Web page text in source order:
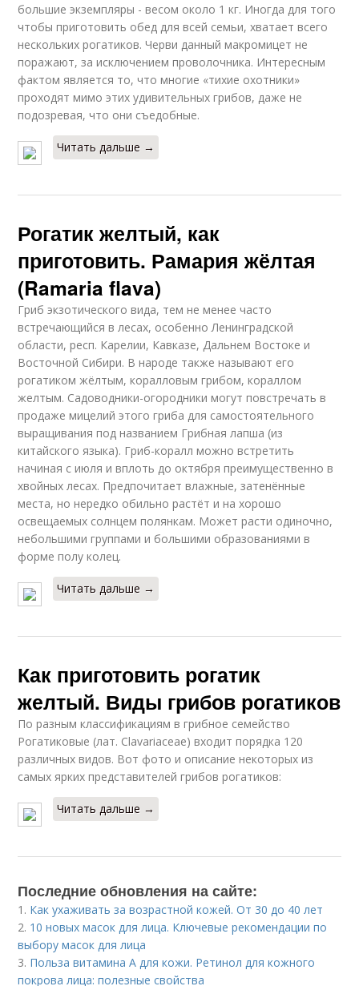
большие экземпляры - весом около 1 кг. Иногда для того
чтобы приготовить обед для всей семьи, хватает всего
нескольких рогатиков. Черви данный макромицет не
поражают, за исключением проволочника. Интересным
фактом является то, что многие «тихие охотники»
проходят мимо этих удивительных грибов, даже не
подозревая, что они съедобные.
Читать дальше →
Рогатик желтый, как
приготовить. Рамария жёлтая
(Ramaria flava)
Гриб экзотического вида, тем не менее часто
встречающийся в лесах, особенно Ленинградской
области, респ. Карелии, Кавказе, Дальнем Востоке и
Восточной Сибири. В народе также называют его
рогатиком жёлтым, коралловым грибом, кораллом
желтым. Садоводники-огородники могут повстречать в
продаже мицелий этого гриба для самостоятельного
выращивания под названием Грибная лапша (из
китайского языка). Гриб-коралл можно встретить
начиная с июля и вплоть до октября преимущественно в
хвойных лесах. Предпочитает влажные, затенённые
места, но нередко обильно растёт и на хорошо
освещаемых солнцем полянкам. Может расти одиночно,
небольшими группами и большими образованиями в
форме полу колец.
Читать дальше →
Как приготовить рогатик
желтый. Виды грибов рогатиков
По разным классификациям в грибное семейство
Рогатиковые (лат. Clavariaceae) входит порядка 120
различных видов. Вот фото и описание некоторых из
самых ярких представителей грибов рогатиков:
Читать дальше →
Последние обновления на сайте:
1. Как ухаживать за возрастной кожей. От 30 до 40 лет
2. 10 новых масок для лица. Ключевые рекомендации по
выбору масок для лица
3. Польза витамина А для кожи. Ретинол для кожного
покрова лица: полезные свойства